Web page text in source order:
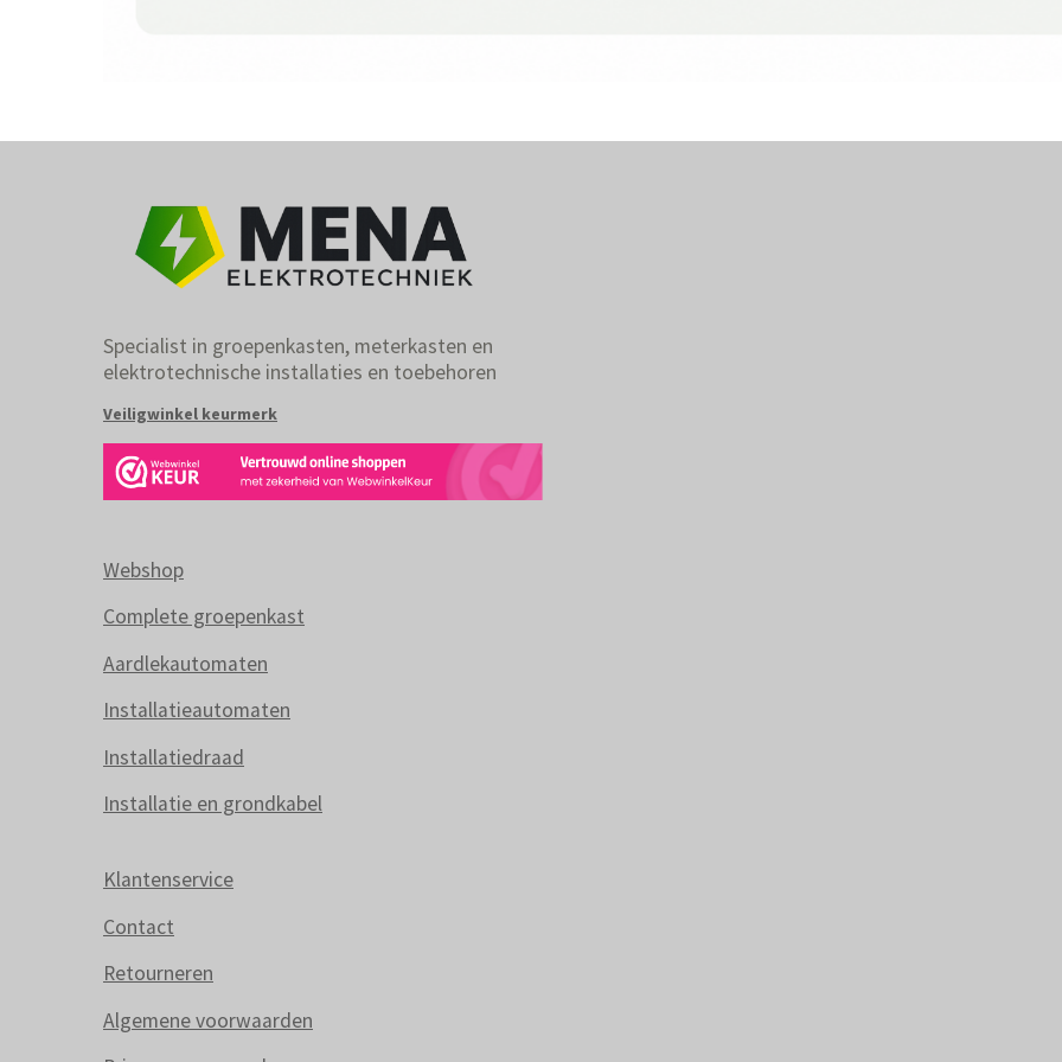
Specialist in groepenkasten, meterkasten en
elektrotechnische installaties en toebehoren
Veiligwinkel keurmerk
Webshop
Complete groepenkast
Aardlekautomaten
Installatieautomaten
Installatiedraad
Installatie en grondkabel
Klantenservice
Contact
Retourneren
Algemene voorwaarden